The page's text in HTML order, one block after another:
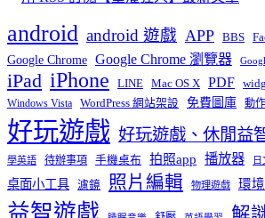
android android 遊戲 APP BBS
Google Chrome Google Chrome 瀏覽器
iPad iPhone LINE Mac OS X PDF
Windows Vista WordPress 網站架設 免費圖庫 動
好玩遊戲 好玩遊戲、休閒益
學英語 待辦事項 手機桌布 拍照app 播放器 日
桌面小工具 濾鏡 照片編輯 物理遊戲 環
益智遊戲